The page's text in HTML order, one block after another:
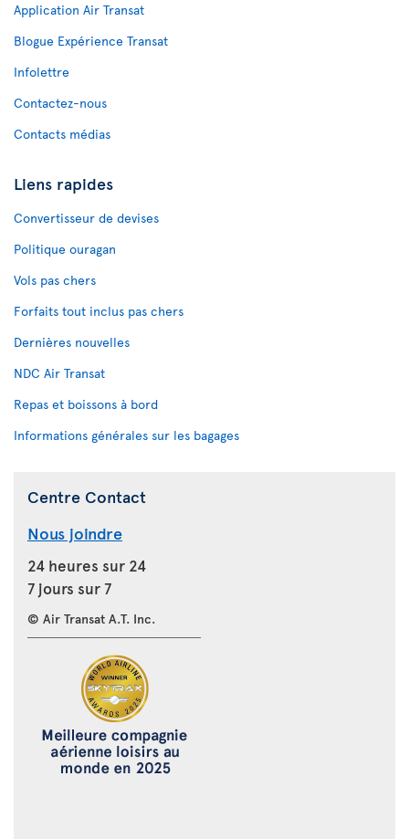
Application Air Transat
Blogue Expérience Transat
Infolettre
Contactez-nous
Contacts médias
Liens rapides
Convertisseur de devises
Politique ouragan
Vols pas chers
Forfaits tout inclus pas chers
Dernières nouvelles
NDC Air Transat
Repas et boissons à bord
Informations générales sur les bagages
Centre Contact
Nous joindre
24 heures sur 24
7 jours sur 7
© Air Transat A.T. Inc.